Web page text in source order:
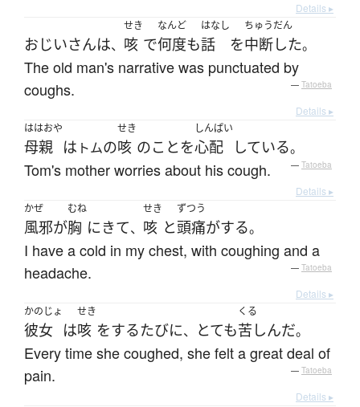
Details ▸
おじいさんは、
せき
咳 で
なんど
何度も
はなし
話 を
ちゅうだん
中断した。
The old man's narrative was punctuated by
coughs.
— Tatoeba
Details ▸
ははおや
母親 は トムの
せき
咳 のことを
しんぱい
心配 している。
Tom's mother worries about his cough. — Tatoeba
Details ▸
かぜ
風邪が
むね
胸 にきて、
せき
咳 と
ずつう
頭痛がする。
I have a cold in my chest, with coughing and a
headache.
— Tatoeba
Details ▸
かのじょ
彼女 は
せき
咳 をするたびに、 とても
くる
苦しんだ。
Every time she coughed, she felt a great deal of
pain.
— Tatoeba
Details ▸